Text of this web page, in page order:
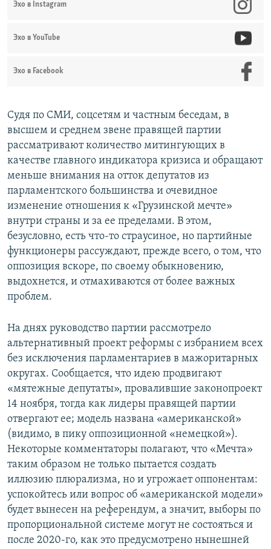
Эхо в Instagram
Эхо в YouTube
Эхо в Facebook
Судя по СМИ, соцсетям и частным беседам, в
высшем и среднем звене правящей партии
рассматривают количество митингующих в
качестве главного индикатора кризиса и обращают
меньше внимания на отток депутатов из
парламентского большинства и очевидное
изменение отношения к «Грузинской мечте»
внутри страны и за ее пределами. В этом,
безусловно, есть что-то страусиное, но партийные
функционеры рассуждают, прежде всего, о том, что
оппозиция вскоре, по своему обыкновению,
выдохнется, и отмахиваются от более важных
проблем.
На днях руководство партии рассмотрело
альтернативный проект реформы с избранием всех
без исключения парламентариев в мажоритарных
округах. Сообщается, что идею продвигают
«мятежные депутаты», провалившие законопроект
14 ноября, тогда как лидеры правящей партии
отвергают ее; модель названа «американской»
(видимо, в пику оппозиционной «немецкой»).
Некоторые комментаторы полагают, что «Мечта»
таким образом не только пытается создать
иллюзию плюрализма, но и угрожает оппонентам:
успокойтесь или вопрос об «американской модели»
будет вынесен на референдум, а значит, выборы по
пропорциональной системе могут не состояться и
после 2020-го, как это предусмотрено нынешней